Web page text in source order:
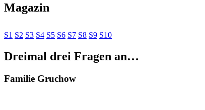
Magazin
S1 S2 S3 S4 S5 S6 S7 S8 S9 S10
Dreimal drei Fragen an…
Familie Gruchow